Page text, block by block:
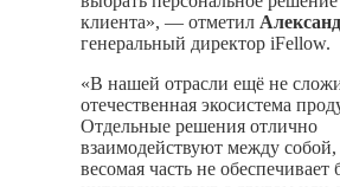
клиента», — отметил
генеральный директор iFellow.
«В нашей отрасли ещё не
отечественная экосистема
Отдельные решения отлично
взаимодействуют между собой,
весомая часть не